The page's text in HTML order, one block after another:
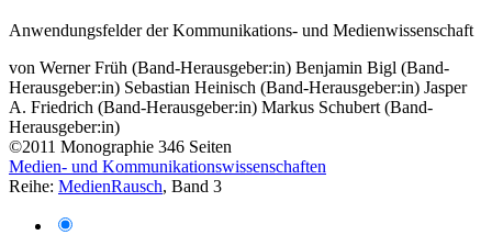
Anwendungsfelder der Kommunikations- und Medienwissenschaft
von Werner Früh (Band-Herausgeber:in) Benjamin Bigl (Band-
Herausgeber:in) Sebastian Heinisch (Band-Herausgeber:in) Jasper
A. Friedrich (Band-Herausgeber:in) Markus Schubert (Band-
Herausgeber:in)
©2011 Monographie 346 Seiten
Medien- und Kommunikationswissenschaften
Reihe: MedienRausch, Band 3